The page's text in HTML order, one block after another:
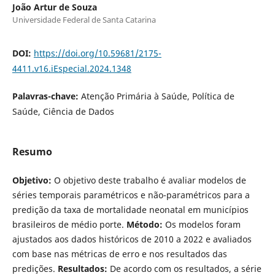
João Artur de Souza
Universidade Federal de Santa Catarina
DOI: https://doi.org/10.59681/2175-
4411.v16.iEspecial.2024.1348
Palavras-chave: Atenção Primária à Saúde, Política de
Saúde, Ciência de Dados
Resumo
Objetivo: O objetivo deste trabalho é avaliar modelos de
séries temporais paramétricos e não-paramétricos para a
predição da taxa de mortalidade neonatal em municípios
brasileiros de médio porte. Método: Os modelos foram
ajustados aos dados históricos de 2010 a 2022 e avaliados
com base nas métricas de erro e nos resultados das
predições. Resultados: De acordo com os resultados, a série